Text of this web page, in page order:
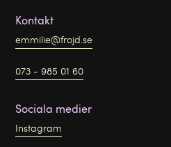
Kontakt
emmilie@frojd.se
073 - 985 01 60
Sociala medier
Instagram